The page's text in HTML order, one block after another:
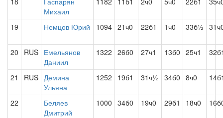
Михаил
19 Немцов Юрий 1094 21ч0 22б1 1ч0 33б½
20 RUS Емельянов
Даниил
1322 26б0 27ч1 13б0 25ч1
21 RUS Демина
Ульяна
1252 19б1 31ч½ 34б0 8ч0
22
Беляев
Дмитрий
1000 34б0 19ч0 29б1 18ч0